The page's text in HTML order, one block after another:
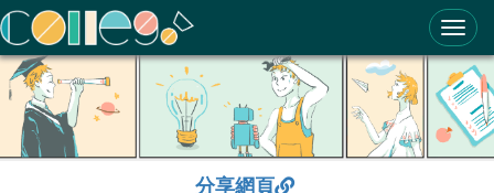
ColleGo! 大學選才與高中育才輔助系統
分享網頁